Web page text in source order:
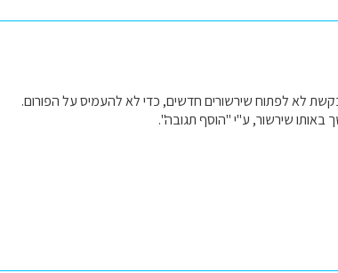
לא לפתוח שירשורים חדשים, כדי לא להעמיס על הפורום.
שירשור, ע"י "הוסף תגובה".